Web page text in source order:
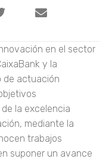
en el sector
y la
de actuación
la excelencia
mediante la
trabajos
suponer un avance